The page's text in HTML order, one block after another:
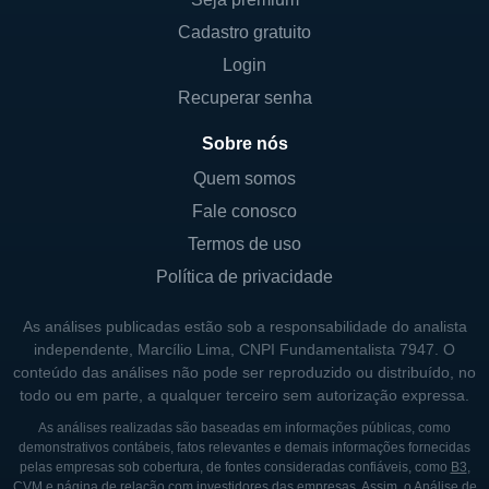
Serviços bancários comerciais;
Empréstimos ao consumidor;
Serviços de gestão patrimonial;
Serviços de tesouraria para empresas.
Essas linhas de negócios não apenas
diversificam a oferta da Cadence Bancorp,
mas também ajudam a estabilizar suas
de incerteza econômica.
CONTROLADORES E PRINCIPAIS
SÓCIOS DA CADENCE BANCORP
O controle da Cadence Bancorp é
Cadastro gratuito
Login
Recuperar senha
Sobre nós
Quem somos
Fale conosco
Termos de uso
Política de privacidade
As análises publicadas estão sob a responsabilidade do analista
independente, Marcílio Lima, CNPI Fundamentalista 7947. O
conteúdo das análises não pode ser reproduzido ou distribuído, no
todo ou em parte, a qualquer terceiro sem autorização expressa.
As análises realizadas são baseadas em informações públicas, como
demonstrativos contábeis, fatos relevantes e demais informações fornecidas
pelas empresas sob cobertura, de fontes consideradas confiáveis, como B3,